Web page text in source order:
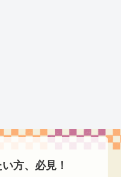
方、必見！